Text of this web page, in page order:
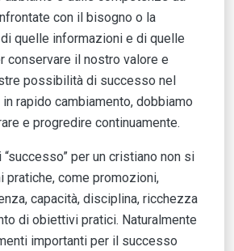
con il bisogno o la
quelle informazioni e di quelle
conservare il nostro valore e
possibilità di successo nel
rapido cambiamento, dobbiamo
e progredire continuamente.
per un cristiano non si
pratiche, come promozioni,
capacità, disciplina, ricchezza
di obiettivi pratici. Naturalmente
importanti per il successo